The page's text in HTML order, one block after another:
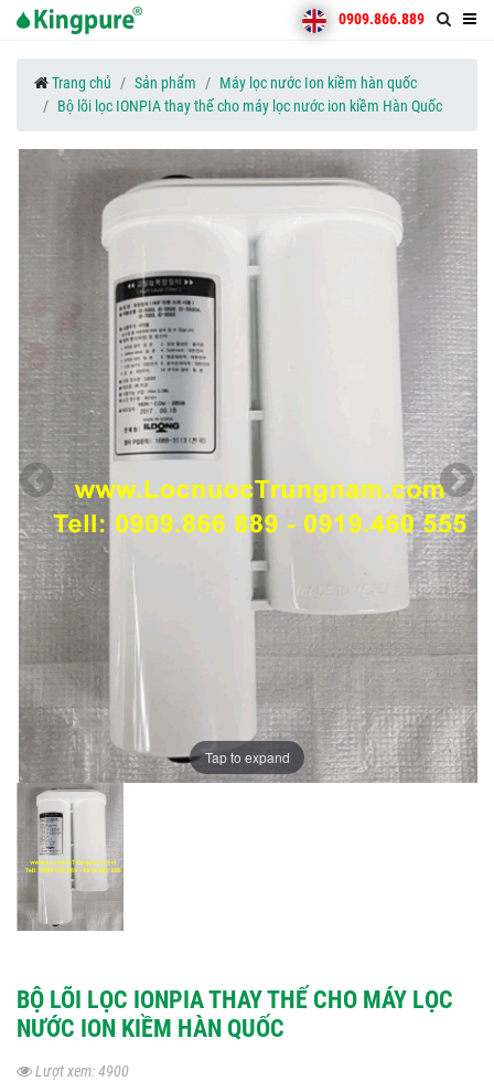
0909.866.889
Trang chủ Sản phẩm
Máy lọc nước Ion kiềm hàn quốc
Bộ lõi lọc IONPIA thay thế cho máy lọc nước ion kiềm Hàn Quốc
Tap to expand
BỘ LÕI LỌC IONPIA THAY THẾ CHO MÁY LỌC
NƯỚC ION KIỀM HÀN QUỐC
Lượt xem: 4900